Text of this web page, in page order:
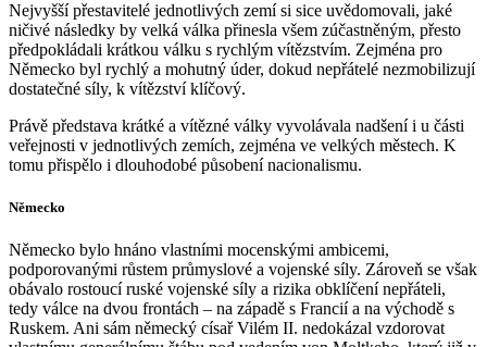
Nejvyšší přestavitelé jednotlivých zemí si sice uvědomovali, jaké
ničivé následky by velká válka přinesla všem zúčastněným, přesto
předpokládali krátkou válku s rychlým vítězstvím. Zejména pro
Německo byl rychlý a mohutný úder, dokud nepřátelé nezmobilizují
dostatečné síly, k vítězství klíčový.
Právě představa krátké a vítězné války vyvolávala nadšení i u části
veřejnosti v jednotlivých zemích, zejména ve velkých městech. K
tomu přispělo i dlouhodobé působení nacionalismu.
Německo
Německo bylo hnáno vlastními mocenskými ambicemi,
podporovanými růstem průmyslové a vojenské síly. Zároveň se však
obávalo rostoucí ruské vojenské síly a rizika obklíčení nepřáteli,
tedy válce na dvou frontách – na západě s Francií a na východě s
Ruskem. Ani sám německý císař Vilém II. nedokázal vzdorovat